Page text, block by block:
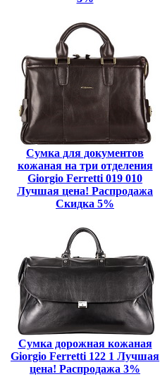
Сумка для документов
кожаная на три отделения
Giorgio Ferretti 019 010
Лучшая цена! Распродажа
Скидка 5%
Сумка дорожная кожаная
Giorgio Ferretti 122 1 Лучшая
цена! Распродажа 3%